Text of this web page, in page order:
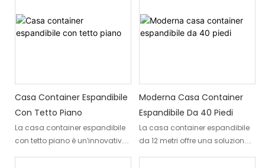
Casa Container Espandibile
Con Tetto Piano
La casa container espandibile
con tetto piano è un'innovativa
Moderna Casa Container
Espandibile Da 40 Piedi
La casa container espandibile
da 12 metri offre una soluzione